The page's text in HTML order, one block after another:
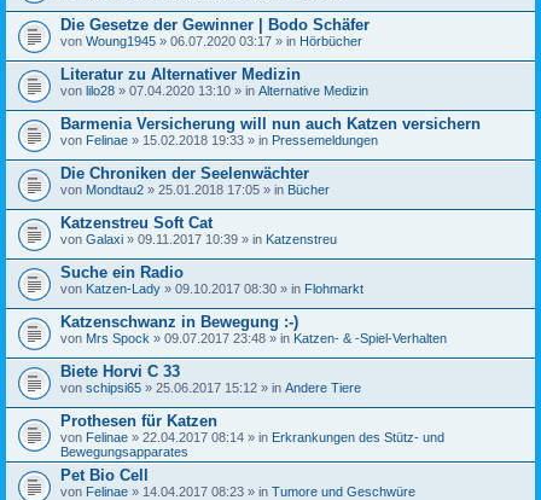
Die Gesetze der Gewinner | Bodo Schäfer
von Woung1945 » 06.07.2020 03:17 » in Hörbücher
Literatur zu Alternativer Medizin
von lilo28 » 07.04.2020 13:10 » in Alternative Medizin
Barmenia Versicherung will nun auch Katzen versichern
von Felinae » 15.02.2018 19:33 » in Pressemeldungen
Die Chroniken der Seelenwächter
von Mondtau2 » 25.01.2018 17:05 » in Bücher
Katzenstreu Soft Cat
von Galaxi » 09.11.2017 10:39 » in Katzenstreu
Suche ein Radio
von Katzen-Lady » 09.10.2017 08:30 » in Flohmarkt
Katzenschwanz in Bewegung :-)
von Mrs Spock » 09.07.2017 23:48 » in Katzen- & -Spiel-Verhalten
Biete Horvi C 33
von schipsi65 » 25.06.2017 15:12 » in Andere Tiere
Prothesen für Katzen
von Felinae » 22.04.2017 08:14 » in Erkrankungen des Stütz- und
Bewegungsapparates
Pet Bio Cell
von Felinae » 14.04.2017 08:23 » in Tumore und Geschwüre